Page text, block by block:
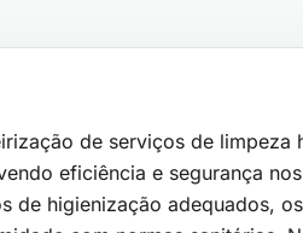
de serviços de limpeza
eficiência e segurança
de higienização adequados,